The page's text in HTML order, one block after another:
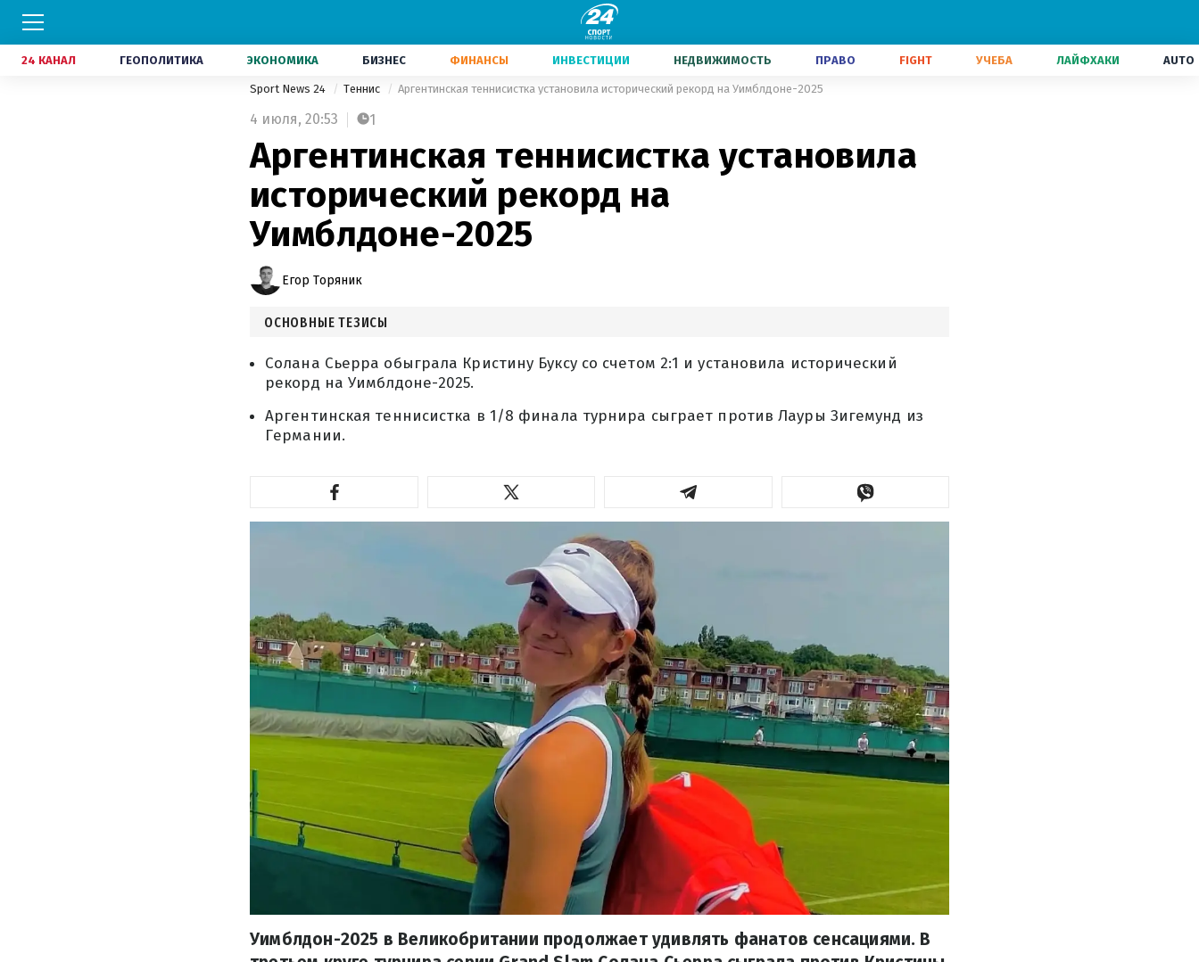
24 КАНАЛ ГЕОПОЛИТИКА ЭКОНОМИКА БИЗНЕС ФИНАНСЫ ИНВЕСТИЦИИ НЕДВИЖИМОСТЬ ПРАВО FIGHT УЧЕБА ЛАЙФХАКИ AUTO
Sport News 24 Теннис Аргентинская теннисистка установила исторический рекорд на Уимблдоне-2025
4 июля, 20:53 1
Аргентинская теннисистка установила
исторический рекорд на
Уимблдоне-2025
Егор Торяник
ОСНОВНЫЕ ТЕЗИСЫ
Солана Сьерра обыграла Кристину Буксу со счетом 2:1 и установила исторический
рекорд на Уимблдоне-2025.
Аргентинская теннисистка в 1/8 финала турнира сыграет против Лауры Зигемунд из
Германии.
Уимблдон-2025 в Великобритании продолжает удивлять фанатов сенсациями. В